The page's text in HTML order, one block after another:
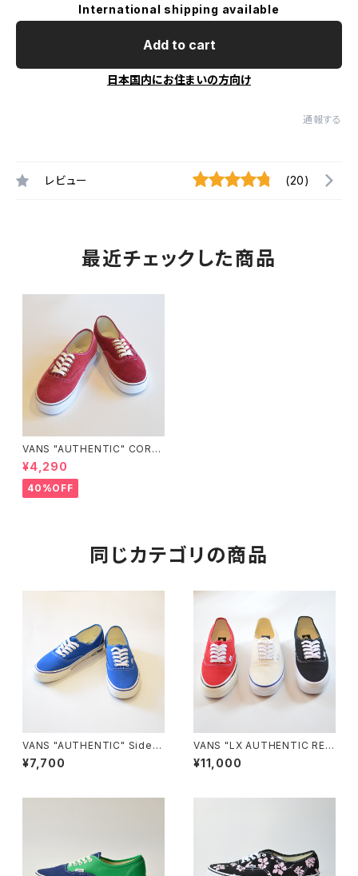
International shipping available
Add to cart
日本国内にお住まいの方向け
通報する
レビュー (20)
最近チェックした商品
VANS "AUTHENTIC" CORD
UROY R.RED
¥4,290
40%OFF
同じカテゴリの商品
VANS "AUTHENTIC" Sidew
all Print CLASSIC BLUE VN
000Z7410Z
¥7,700
VANS "LX AUTHENTIC REIS
SUE 44"
¥11,000